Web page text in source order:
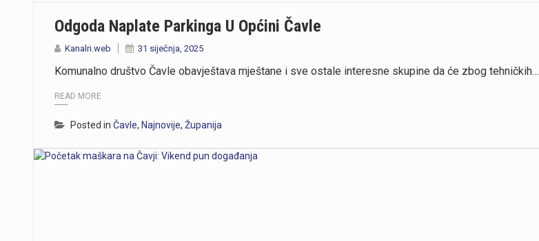
Odgoda Naplate Parkinga U Općini Čavle
Kanalri.web 31 siječnja, 2025
Komunalno društvo Čavle obavještava mještane i sve ostale interesne skupine da će zbog tehničkih…
READ MORE
Posted in Čavle, Najnovije, Županija